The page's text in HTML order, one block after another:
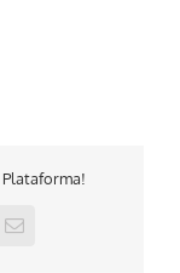
Plataforma!
E-